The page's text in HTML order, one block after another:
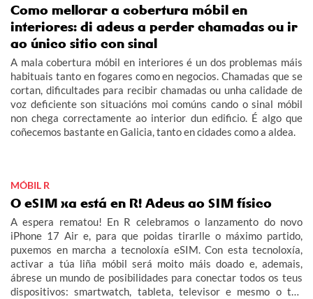
Como mellorar a cobertura móbil en
interiores: di adeus a perder chamadas ou ir
ao único sitio con sinal
A mala cobertura móbil en interiores é un dos problemas máis
habituais tanto en fogares como en negocios. Chamadas que se
cortan, dificultades para recibir chamadas ou unha calidade de
voz deficiente son situacións moi comúns cando o sinal móbil
non chega correctamente ao interior dun edificio. É algo que
coñecemos bastante en Galicia, tanto en cidades como a aldea.
MÓBIL R
O eSIM xa está en R! Adeus ao SIM físico
A espera rematou! En R celebramos o lanzamento do novo
iPhone 17 Air e, para que poidas tirarlle o máximo partido,
puxemos en marcha a tecnoloxía eSIM. Con esta tecnoloxía,
activar a túa liña móbil será moito máis doado e, ademais,
ábrese un mundo de posibilidades para conectar todos os teus
dispositivos: smartwatch, tableta, televisor e mesmo o teu